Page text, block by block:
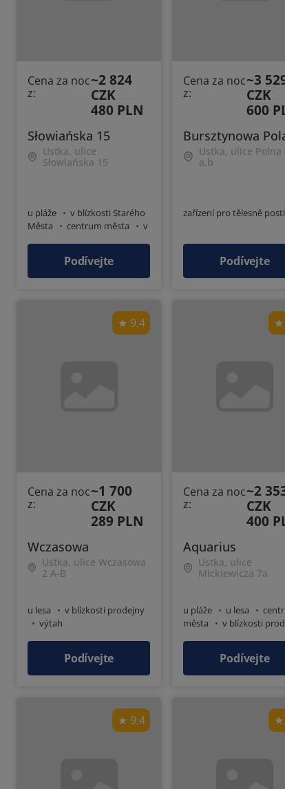
Cena za noc
z:
~2 824
CZK
480 PLN
Słowiańska 15
Ustka, ulice
Słowiańska 15
u pláže
v blízkosti Starého
Města
centrum města
v
Podívejte
Cena za noc
z:
~3
CZK
600
Bursztynowa
Ustka, ulice Polna
a,b
zařízení pro tělesně
Podívejte
9.4
Cena za noc
z:
~1 700
CZK
289 PLN
Wczasowa
Ustka, ulice Wczasowa
2 A-B
u lesa
v blízkosti prodejny
výtah
Podívejte
Cena za noc
z:
~2
CZK
400
Aquarius
Ustka, ulice
Mickiewicza 7a
u pláže u lesa
města
v blízkosti
Podívejte
9.4